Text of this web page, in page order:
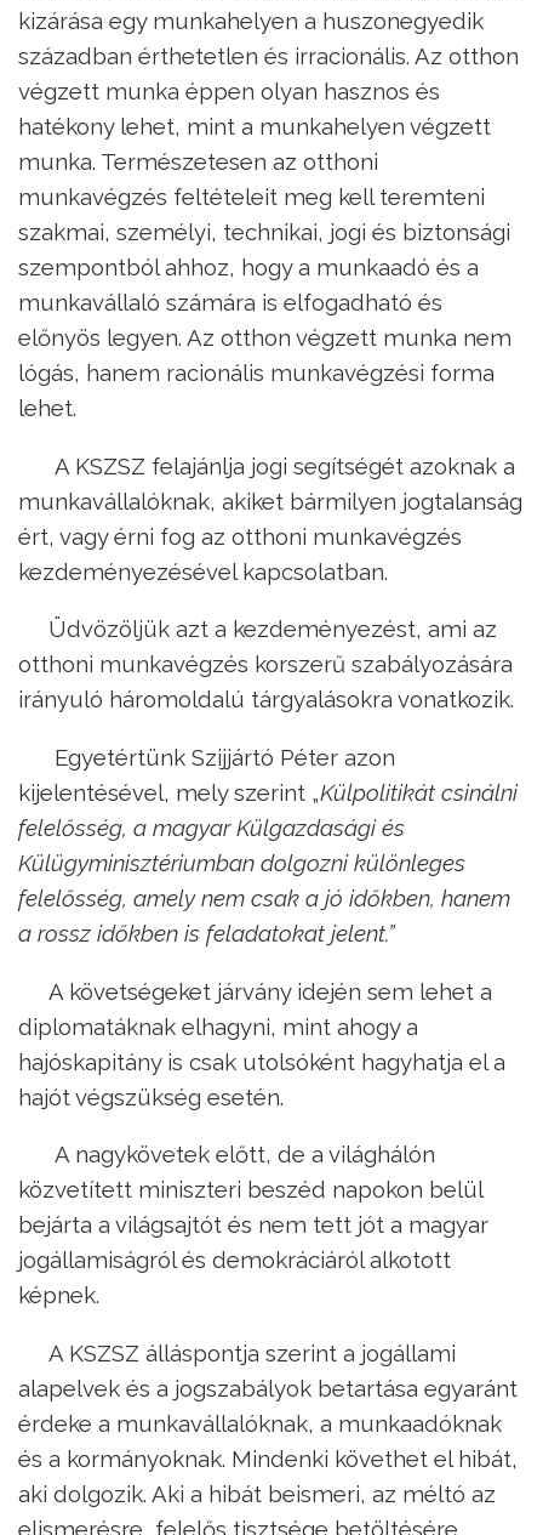
kizárása egy munkahelyen a huszonegyedik
században érthetetlen és irracionális. Az otthon
végzett munka éppen olyan hasznos és
hatékony lehet, mint a munkahelyen végzett
munka. Természetesen az otthoni
munkavégzés feltételeit meg kell teremteni
szakmai, személyi, technikai, jogi és biztonsági
szempontból ahhoz, hogy a munkaadó és a
munkavállaló számára is elfogadható és
előnyös legyen. Az otthon végzett munka nem
lógás, hanem racionális munkavégzési forma
lehet.
A KSZSZ felajánlja jogi segítségét azoknak a
munkavállalóknak, akiket bármilyen jogtalanság
ért, vagy érni fog az otthoni munkavégzés
kezdeményezésével kapcsolatban.
Üdvözöljük azt a kezdeményezést, ami az
otthoni munkavégzés korszerű szabályozására
irányuló háromoldalú tárgyalásokra vonatkozik.
Egyetértünk Szijjártó Péter azon
kijelentésével, mely szerint „Külpolitikát csinálni
felelősség, a magyar Külgazdasági és
Külügyminisztériumban dolgozni különleges
felelősség, amely nem csak a jó időkben, hanem
a rossz időkben is feladatokat jelent.”
A követségeket járvány idején sem lehet a
diplomatáknak elhagyni, mint ahogy a
hajóskapitány is csak utolsóként hagyhatja el a
hajót végszükség esetén.
A nagykövetek előtt, de a világhálón
közvetített miniszteri beszéd napokon belül
bejárta a világsajtót és nem tett jót a magyar
jogállamiságról és demokráciáról alkotott
képnek.
A KSZSZ álláspontja szerint a jogállami
alapelvek és a jogszabályok betartása egyaránt
érdeke a munkavállalóknak, a munkaadóknak
és a kormányoknak. Mindenki követhet el hibát,
aki dolgozik. Aki a hibát beismeri, az méltó az
elismerésre, felelős tisztsége betöltésére.